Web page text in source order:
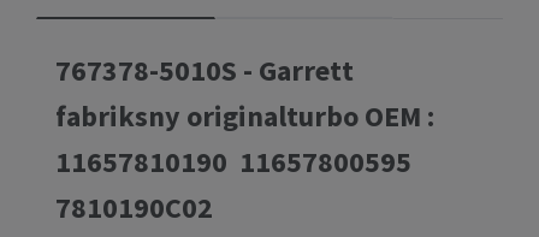
767378-5010S - Garrett
fabriksny originalturbo OEM :
11657810190 11657800595
7810190C02